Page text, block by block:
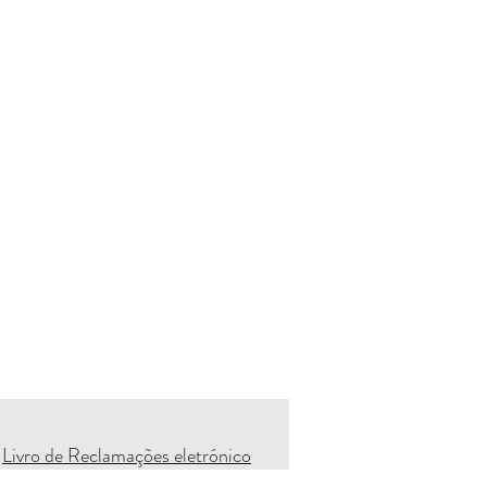
Livro de Reclamações eletrónico